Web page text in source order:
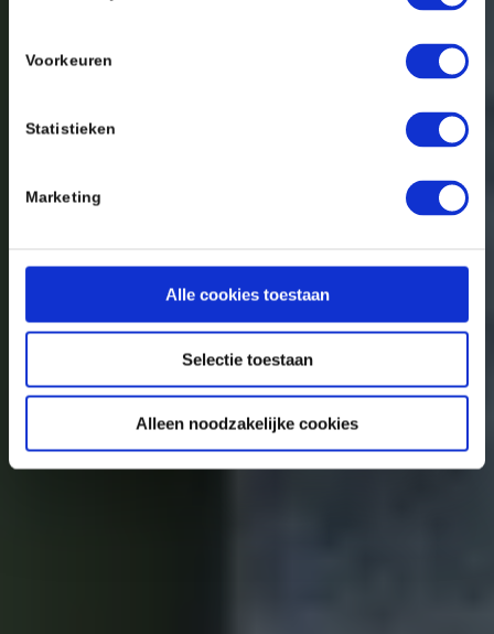
Voorkeuren
Statistieken
Marketing
Alle cookies toestaan
Selectie toestaan
Alleen noodzakelijke cookies